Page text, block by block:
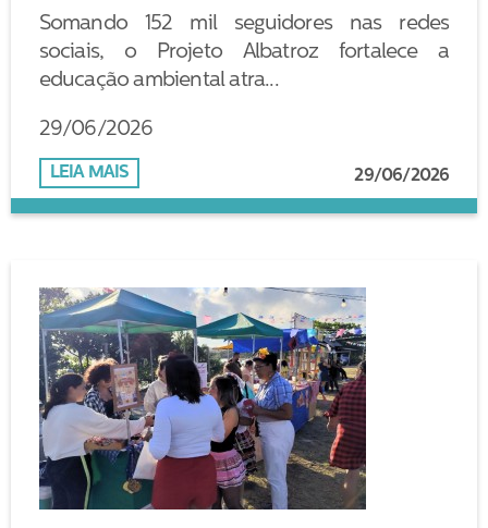
Somando 152 mil seguidores nas redes
sociais, o Projeto Albatroz fortalece a
educação ambiental atra...
29/06/2026
29/06/2026
LEIA MAIS